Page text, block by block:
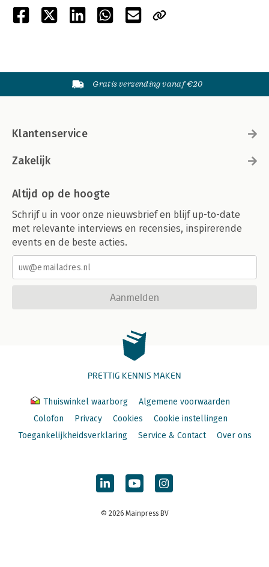
Gratis verzending vanaf €20
Klantenservice
Zakelijk
Altijd op de hoogte
Schrijf u in voor onze nieuwsbrief en blijf up-to-date
met relevante interviews en recensies, inspirerende
events en de beste acties.
Aanmelden
PRETTIG KENNIS MAKEN
Thuiswinkel waarborg
Algemene voorwaarden
Colofon
Privacy Cookies
Cookie instellingen
Toegankelijkheidsverklaring
Service & Contact Over ons
© 2026 Mainpress BV